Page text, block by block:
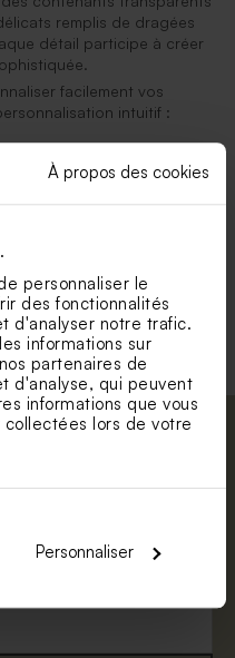
À propos des cookies
personnaliser le
des fonctionnalités
d'analyser notre trafic.
informations sur
partenaires de
d'analyse, qui peuvent
informations que vous
lors de votre
Personnaliser
remplis de dragées
détail participe à créer
facilement vos
intuitif :
vos dragées de mariage
et restez